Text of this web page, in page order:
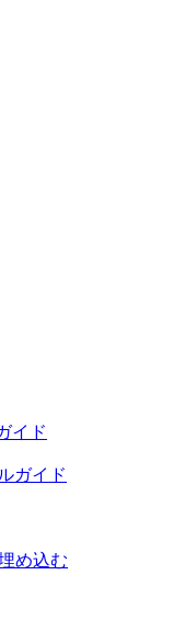
イド
ガイド
め込む